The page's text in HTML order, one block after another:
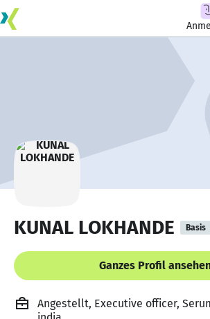
KUNAL LOKHANDE Basis
Ganzes Profil
Angestellt, Executive officer,